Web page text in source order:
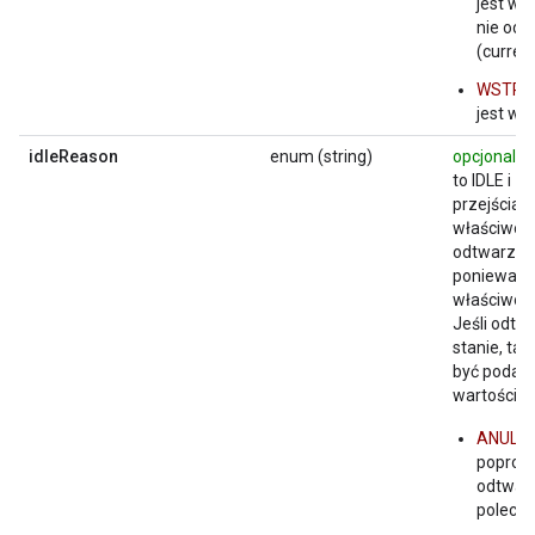
nie
jest
idleReason enum (string)
to IDLE i
przejścia
ponieważ
Jeśli
stanie, ta
być
wartości: